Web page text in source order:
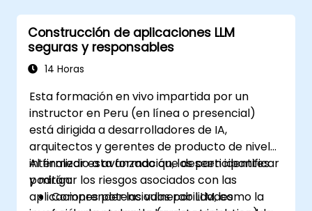
Entender el cumplimiento normativo y las
consideraciones éticas para la IA.
Desarrollar estrategias para una
gobernanza y gestión efectivas de la IA.
Construcción de aplicaciones LLM
seguras y responsables
14 Horas
Esta formación en vivo impartida por un
instructor en Peru (en línea o presencial)
está dirigida a desarrolladores de IA,
arquitectos y gerentes de producto de nivel
intermedio a avanzado que deseen identificar
y mitigar los riesgos asociados con las
aplicaciones potenciadas por LLM, como la
Al finalizar esta formación, los participantes
podrán:
Comprender las vulnerabilidades